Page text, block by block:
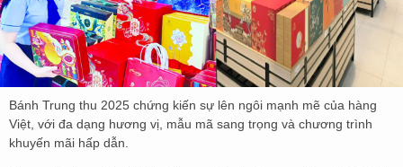
Bánh Trung thu 2025 chứng kiến sự lên ngôi mạnh mẽ của hàng
Việt, với đa dạng hương vị, mẫu mã sang trọng và chương trình
khuyến mãi hấp dẫn.